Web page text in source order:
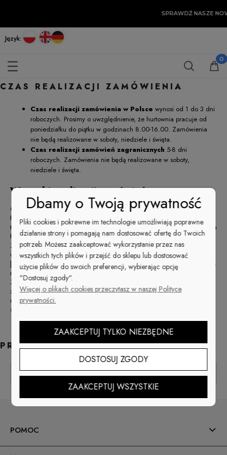
SPRAWDŹ NASZE
Język:
CZAS REALIZACJI ZAMÓWIENIA
Czas realizacji zamówienia w Polsce wynosi od 1 do 3 dni
roboczych. Prosimy o uwzględnienie, że hurtownia pracuje od
poniedziałku do piątku w godzinach 8.00-16.00. Zamówienia
nie będą realizowane w soboty, niedziele i święta.
Czas realizacji zamówień zagranicznych 5-8 dni
roboczych. Zamówienia nie będą realizowane w soboty,
niedziele i święta.
Warunki realizacji zamówień
Głównym warunkiem realizacji zamówienia jest prawidłowe wypełnienie
formularza adresowego (miasto, ulica, kod, dane kontaktowe: mail,
telefon - dla możliwości potwierdzenia zamówienia, NIP - do wystawienia
faktury).
Zastrzegamy sobie prawo odmowy realizacji w przypadku błędnego
wypełnienia formularza adresowego (bez podania numeru telefonu
[stacjonarnego lub komórkowego] lub adresu mail, dzięki którym będzie
można skontaktować się z klientem i potwierdzić składane zamówienie).
Zamówienia można składać przez 24 godziny na dobę. Zamówienia
złożone w piątek po godz. 13.00 oraz w soboty, niedziele i święta
rozpatrywane będą od rana następnego dnia roboczego. Zastrzegamy
sobie prawo do wycofania niektórych produktów ze sprzedaży.
PRODUCENCI
POMOC
Dbamy o Twoją prywatność
Pliki cookies i pokrewne im technologie umożliwiają poprawne
działanie strony i pomagają nam dostosować ofertę do Twoich
potrzeb. Możesz zaakceptować wykorzystanie przez nas
wszystkich tych plików i przejść do sklepu lub dostosować
użycie plików do swoich preferencji, wybierając opcję
"Dostosuj zgody".
Więcej o plikach cookies przeczytasz w naszej Polityce
prywatności.
ZAAKCEPTUJ TYLKO NIEZBĘDNE
DOSTOSUJ ZGODY
ZAAKCEPTUJ WSZYSTKIE